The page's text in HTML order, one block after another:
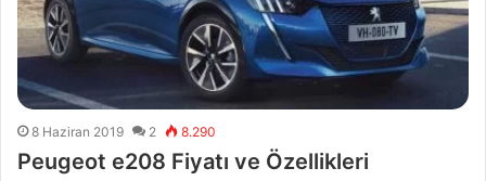
8 Haziran 2019 2 8.290
Peugeot e208 Fiyatı ve Özellikleri